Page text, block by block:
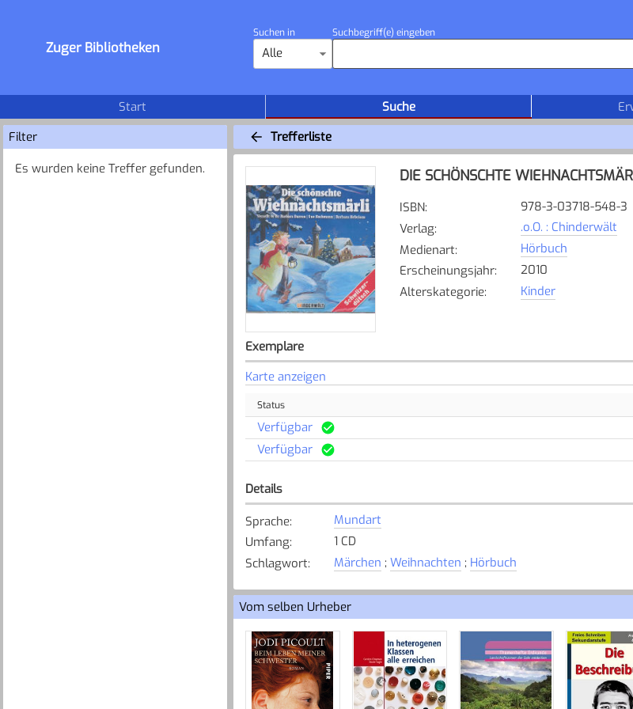
Zuger Bibliotheken
Suchen in
Alle
Suchbegriff(e) eingeben
Start Suche
Filter
Es wurden keine Treffer gefunden.
Trefferliste
DIE SCHÖNSCHTE
ISBN:
978-3-03718-548-3
Verlag:
.o.O. : Chinderwält
Medienart:
Hörbuch
Erscheinungsjahr:
2010
Alterskategorie: Kinder
Exemplare
Karte anzeigen
Status
Verfügbar
Verfügbar
Details
Sprache:
Mundart
Umfang:
1 CD
Schlagwort: Märchen ; Weihnachten ; Hörbuch
Vom selben Urheber